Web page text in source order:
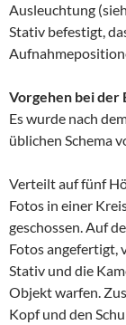
Ausleuchtung
Stativ befestigt,
Vorgehen bei der
Es wurde nach
üblichen Schema
Verteilt auf fünf
Fotos in einer
geschossen. Auf
Fotos angefertigt,
Stativ und die
Objekt warfen.
Kopf und den